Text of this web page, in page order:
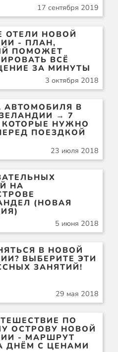
17 сентября 2019
ОТЕЛИ НОВОЙ
- ПЛАН,
ПОМОЖЕТ
ВСЁ
ЗА МИНУТЫ
3 октября 2018
АВТОМОБИЛЯ В
→ 7
НУЖНО
ПОЕЗДКОЙ
23 июля 2018
НА
(НОВАЯ
5 июня 2018
В НОВОЙ
ВЫБЕРИТЕ ЭТИ
ЗАНЯТИЙ!
29 мая 2018
ПО
ОСТРОВУ НОВОЙ
- МАРШРУТ
ДНЁМ С ЦЕНАМИ